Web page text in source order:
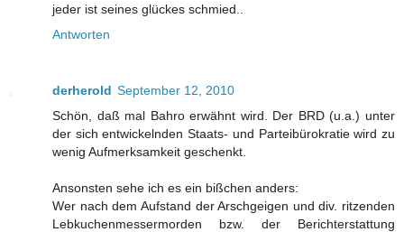
jeder ist seines glückes schmied..
Antworten
derherold September 12, 2010
Schön, daß mal Bahro erwähnt wird. Der BRD (u.a.) unter
der sich entwickelnden Staats- und Parteibürokratie wird zu
wenig Aufmerksamkeit geschenkt.
Ansonsten sehe ich es ein bißchen anders:
Wer nach dem Aufstand der Arschgeigen und div. ritzenden
Lebkuchenmessermorden bzw. der Berichterstattung